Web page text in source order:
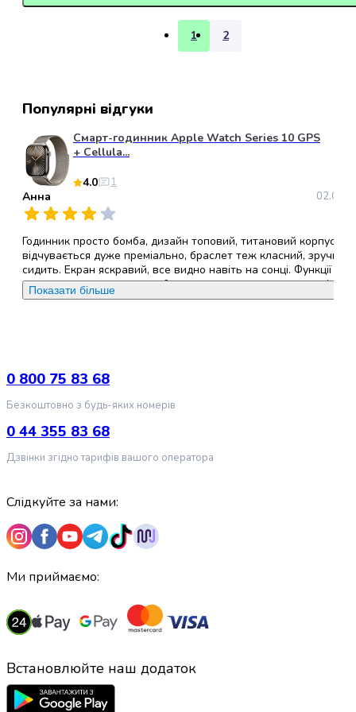
та
гребені
котів
Ножиці
для
Товари
собак
Годування
собак
для
собак
собак
Лікувальний
собак
1 2
Популярні відгуки
Смарт-годинник Apple Watch Series 10 GPS
+ Cellula...
4.0
1
Анна
Годинник просто бомба, дизайн топовий, титановий корпус
відчувається дуже преміально, браслет теж класний, зручно
сидить. Екран яскравий, все видно навіть на сонці. Функції
купа, працює швидко, але батарея як завжди – день-два і знов
заряджать. За таку ціну могло бути краще.
Недоліки: дороговато
Показати більше
0 800 75 83 68
Безкоштовно з будь-яких номерів
0 44 355 83 68
Дзвінки згідно тарифів вашого оператора
Слідкуйте за нами:
Ми приймаємо:
Встановлюйте наш додаток